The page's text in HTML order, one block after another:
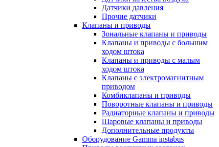
Датчики давления
Прочие датчики
Клапаны и приводы
Зональные клапаны и приводы
Клапаны и приводы с большим
ходом штока
Клапаны и приводы с малым
ходом штока
Клапаны с электромагнитным
приводом
Комбиклапаны и приводы
Поворотные клапаны и приводы
Радиаторные клапаны и приводы
Шаровые клапаны и приводы
Дополнительные продукты
Оборудование Gamma instabus